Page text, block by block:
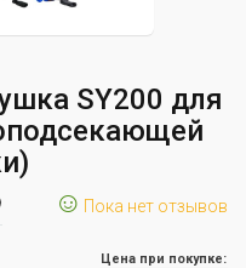
SY200 для
☺ Пока нет отзывов
Цена при покупке: